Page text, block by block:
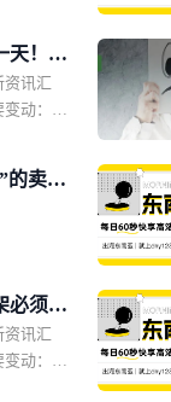
天！两
；
资讯汇
变动：包
选 + 店
两
管动态
视新闻
再次下
的卖家
必须双
制卖
资讯汇
变动：包